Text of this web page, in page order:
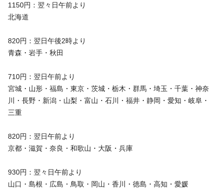
1150円：翌々日午前より
北海道
820円：翌日午後2時より
青森・岩手・秋田
710円：翌日午前より
宮城・山形・福島・東京・茨城・栃木・群馬・埼玉・千葉・神奈
川・長野・新潟・山梨・富山・石川・福井・静岡・愛知・岐阜・
三重
820円：翌日午前より
京都・滋賀・奈良・和歌山・大阪・兵庫
930円：翌々日午前より
山口・島根・広島・鳥取・岡山・香川・徳島・高知・愛媛